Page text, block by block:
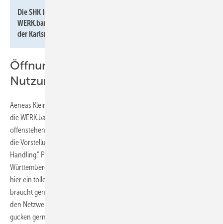
Die SHK Innung Karlsruhe-Bruchsal hat am 23. April 2026 die
WERK.bank, ein neues Schulungs- und Kompetenzzentrum, in
der Karlsruher Oststadt eröffnet.
Öffnung für gewerkübergreifende
Nutzung
Aeneas Kleiner, Vorstandsmitglied der Innung, wies darauf hin, dass
die WERK.bank perspektivisch auch anderen Marktteilnehmern
offenstehen soll: „Das können betriebseigene Schulungen sein oder
die Vorstellung neuester technischer Errungenschaften und ihr
Handling.“ Peter Haas, Hauptgeschäftsführer des Baden-
Württembergischen Handwerkstags, lobte das Konzept: „Sie haben
hier ein tolles Konzept auf die Beine gestellt. Das gesamte Handwerk
braucht genau solche Impulse!“ Zimmerling unterstrich abschließend
den Netzwerkcharakter: „Für uns zählt der Netzwerkcharakter, wir
gucken gerne über unseren Tellerrand, nur so können wir gemeinsam